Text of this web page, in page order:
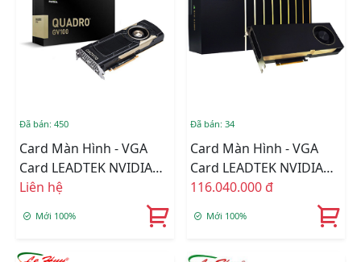
Đã bán: 450
Card Màn Hình - VGA
Card LEADTEK NVIDIA
Quadro GV100 32GB
Liên hệ
Mới 100%
Đã bán: 34
Card Màn Hình - VGA
Card LEADTEK NVIDIA
Quadro RTX A6000
116.040.000 đ
Mới 100%